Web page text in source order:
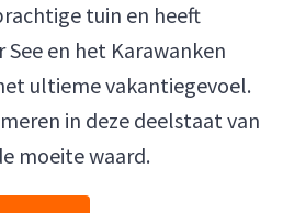
tuin en heeft
en het Karawanken
ultieme vakantiegevoel.
in deze deelstaat van
moeite waard.